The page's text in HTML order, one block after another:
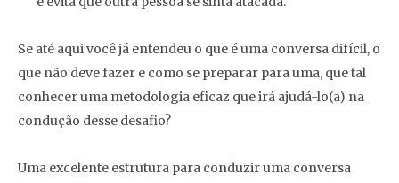
Se até aqui você já entendeu o que é uma conversa difícil, o
que não deve fazer e como se preparar para uma, que tal
conhecer uma metodologia eficaz que irá ajudá-lo(a) na
condução desse desafio?
Uma excelente estrutura para conduzir uma conversa